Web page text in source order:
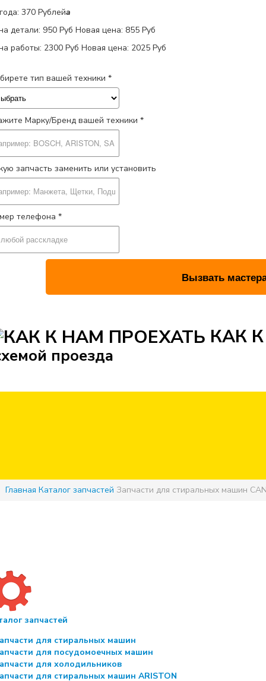
370 Рублейa
детали: 950 Руб Новая цена: 855 Руб
работы: 2300 Руб Новая цена: 2025 Руб
тип вашей техники *
Марку/Бренд вашей техники *
запчасть заменить или установить
телефона *
КАК
проезда
Главная Каталог запчастей Запчасти для стиральных машин
запчастей
для стиральных машин
для посудомоечных машин
для холодильников
для стиральных машин ARISTON